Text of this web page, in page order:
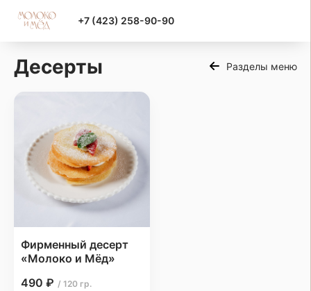
+7 (423) 258-90-90
Десерты Разделы меню
Фирменный десерт
«Молоко и Мёд»
490 ₽ / 120 гр.